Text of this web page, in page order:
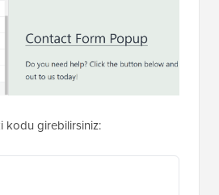
kodu girebilirsiniz: